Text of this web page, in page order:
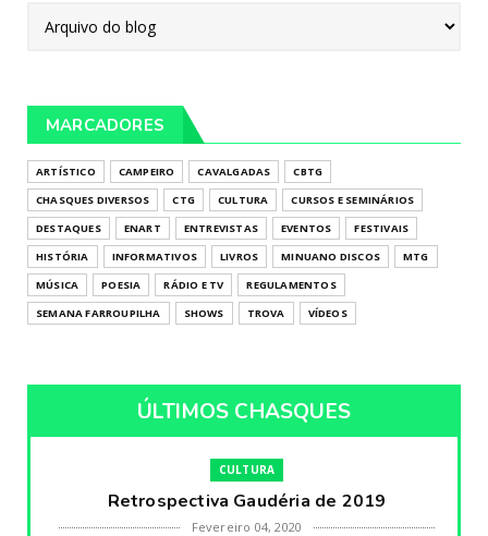
MARCADORES
ARTÍSTICO CAMPEIRO CAVALGADAS
CBTG
CHASQUES DIVERSOS
CTG CULTURA
CURSOS E SEMINÁRIOS
DESTAQUES
ENART ENTREVISTAS EVENTOS
FESTIVAIS
HISTÓRIA
INFORMATIVOS LIVROS MINUANO DISCOS
MTG
MÚSICA
POESIA RÁDIO E TV
REGULAMENTOS
SEMANA FARROUPILHA
SHOWS TROVA VÍDEOS
ÚLTIMOS CHASQUES
CULTURA
Retrospectiva Gaudéria de 2019
Fevereiro 04, 2020